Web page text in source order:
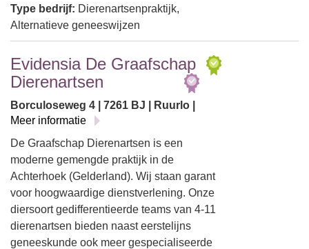
Type bedrijf: Dierenartsenpraktijk,
Alternatieve geneeswijzen
Evidensia De Graafschap
Dierenartsen
Borculoseweg 4 | 7261 BJ | Ruurlo |
Meer informatie
De Graafschap Dierenartsen is een
moderne gemengde praktijk in de
Achterhoek (Gelderland). Wij staan garant
voor hoogwaardige dienstverlening. Onze
diersoort gedifferentieerde teams van 4-11
dierenartsen bieden naast eerstelijns
geneeskunde ook meer gespecialiseerde